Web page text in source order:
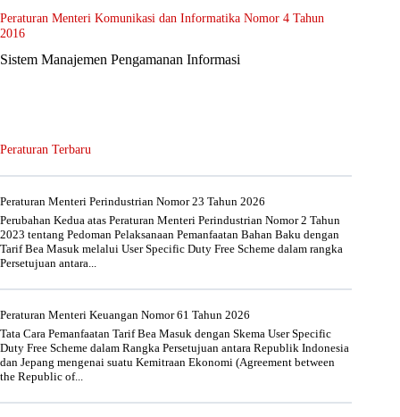
Peraturan Menteri Komunikasi dan Informatika Nomor 4 Tahun
2016
Sistem Manajemen Pengamanan Informasi
Peraturan Terbaru
Peraturan Menteri Perindustrian Nomor 23 Tahun 2026
Perubahan Kedua atas Peraturan Menteri Perindustrian Nomor 2 Tahun
2023 tentang Pedoman Pelaksanaan Pemanfaatan Bahan Baku dengan
Tarif Bea Masuk melalui User Specific Duty Free Scheme dalam rangka
Persetujuan antara...
Peraturan Menteri Keuangan Nomor 61 Tahun 2026
Tata Cara Pemanfaatan Tarif Bea Masuk dengan Skema User Specific
Duty Free Scheme dalam Rangka Persetujuan antara Republik Indonesia
dan Jepang mengenai suatu Kemitraan Ekonomi (Agreement between
the Republic of...